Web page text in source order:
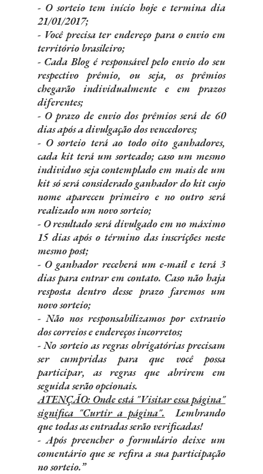
- O sorteio tem início hoje e termina dia
21/01/2017;
- Você precisa ter endereço para o envio em
território brasileiro;
- Cada Blog é responsável pelo envio do seu
respectivo prêmio, ou seja, os prêmios
chegarão individualmente e em prazos
diferentes;
- O prazo de envio dos prêmios será de 60
dias após a divulgação dos vencedores;
- O sorteio terá ao todo oito ganhadores,
cada kit terá um sorteado; caso um mesmo
individuo seja contemplado em mais de um
kit só será considerado ganhador do kit cujo
nome apareceu primeiro e no outro será
realizado um novo sorteio;
- O resultado será divulgado em no máximo
15 dias após o término das inscrições neste
mesmo post;
- O ganhador receberá um e-mail e terá 3
dias para entrar em contato. Caso não haja
resposta dentro desse prazo faremos um
novo sorteio;
- Não nos responsabilizamos por extravio
dos correios e endereços incorretos;
- No sorteio as regras obrigatórias precisam
ser cumpridas para que você possa
participar, as regras que abrirem em
seguida serão opcionais.
ATENÇÃO: Onde está "Visitar essa página"
significa "Curtir a página". Lembrando
que todas as entradas serão verificadas!
- Após preencher o formulário deixe um
comentário que se refira a sua participação
no sorteio.